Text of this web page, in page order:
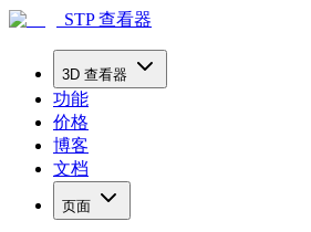
STP 查看器
3D 查看器
功能
价格
博客
文档
页面